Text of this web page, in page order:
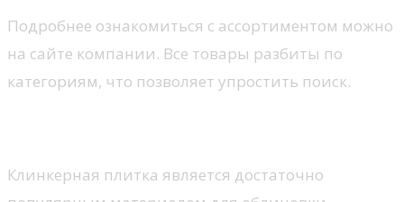
Подробнее ознакомиться с ассортиментом можно
на сайте компании. Все товары разбиты по
категориям, что позволяет упростить поиск.
Клинкерная плитка является достаточно